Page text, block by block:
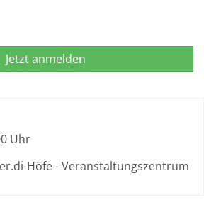
Jetzt anmelden
Uhr
Höfe - Veranstaltungszentrum